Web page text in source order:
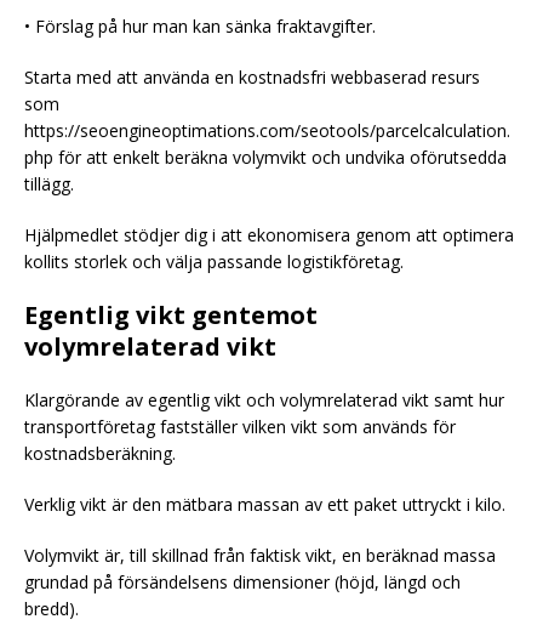
• Förslag på hur man kan sänka fraktavgifter.
Starta med att använda en kostnadsfri webbaserad resurs
som
https://seoengineoptimations.com/seotools/parcelcalculation.
php för att enkelt beräkna volymvikt och undvika oförutsedda
tillägg.
Hjälpmedlet stödjer dig i att ekonomisera genom att optimera
kollits storlek och välja passande logistikföretag.
Egentlig vikt gentemot
volymrelaterad vikt
Klargörande av egentlig vikt och volymrelaterad vikt samt hur
transportföretag fastställer vilken vikt som används för
kostnadsberäkning.
Verklig vikt är den mätbara massan av ett paket uttryckt i kilo.
Volymvikt är, till skillnad från faktisk vikt, en beräknad massa
grundad på försändelsens dimensioner (höjd, längd och
bredd).